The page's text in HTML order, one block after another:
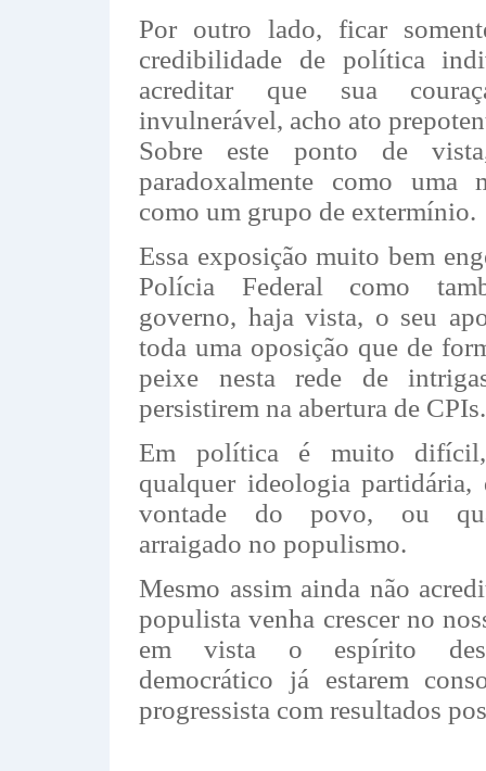
Por outro lado, ficar
credibilidade de política
acreditar que sua
invulnerável, acho ato
Sobre este ponto de
paradoxalmente como uma
como um grupo de extermínio.
Essa exposição muito bem
Polícia Federal como
governo, haja vista, o seu
toda uma oposição que de
peixe nesta rede de
persistirem na abertura de CPIs.
Em política é muito
qualquer ideologia partidária,
vontade do povo, ou
arraigado no populismo.
Mesmo assim ainda não
populista venha crescer no
em vista o espírito
democrático já estarem
progressista com resultados